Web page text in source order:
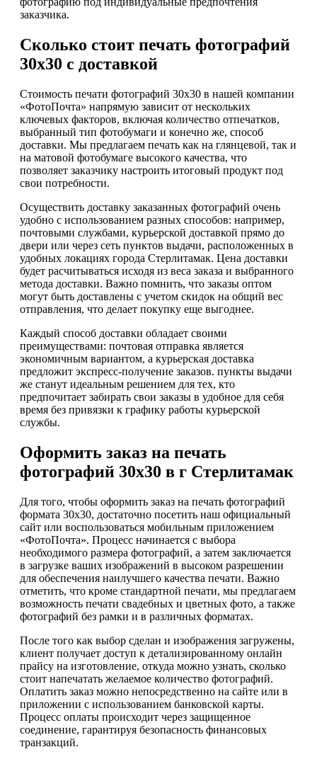
заказчика.
Сколько стоит печать фотографий
30х30 с доставкой
Стоимость печати фотографий 30х30 в нашей компании
«ФотоПочта» напрямую зависит от нескольких
ключевых факторов, включая количество отпечатков,
выбранный тип фотобумаги и конечно же, способ
доставки. Мы предлагаем печать как на глянцевой, так и
на матовой фотобумаге высокого качества, что
позволяет заказчику настроить итоговый продукт под
свои потребности.
Осуществить доставку заказанных фотографий очень
удобно с использованием разных способов: например,
почтовыми службами, курьерской доставкой прямо до
двери или через сеть пунктов выдачи, расположенных в
удобных локациях города Стерлитамак. Цена доставки
будет расчитываться исходя из веса заказа и выбранного
метода доставки. Важно помнить, что заказы оптом
могут быть доставлены с учетом скидок на общий вес
отправления, что делает покупку еще выгоднее.
Каждый способ доставки обладает своими
преимуществами: почтовая отправка является
экономичным вариантом, а курьерская доставка
предложит экспресс-получение заказов. пункты выдачи
же станут идеальным решением для тех, кто
предпочитает забирать свои заказы в удобное для себя
время без привязки к графику работы курьерской
службы.
Оформить заказ на печать
фотографий 30х30 в г Стерлитамак
Для того, чтобы оформить заказ на печать фотографий
формата 30х30, достаточно посетить наш официальный
сайт или воспользоваться мобильным приложением
«ФотоПочта». Процесс начинается с выбора
необходимого размера фотографий, а затем заключается
в загрузке ваших изображений в высоком разрешении
для обеспечения наилучшего качества печати. Важно
отметить, что кроме стандартной печати, мы предлагаем
возможность печати свадебных и цветных фото, а также
фотографий без рамки и в различных форматах.
После того как выбор сделан и изображения загружены,
клиент получает доступ к детализированному онлайн
прайсу на изготовление, откуда можно узнать, сколько
стоит напечатать желаемое количество фотографий.
Оплатить заказ можно непосредственно на сайте или в
приложении с использованием банковской карты.
Процесс оплаты происходит через защищенное
соединение, гарантируя безопасность финансовых
транзакций.